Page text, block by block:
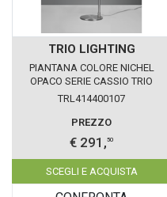
TRIO LIGHTING
PIANTANA COLORE NICHEL
OPACO SERIE CASSIO TRIO
LIGHTING 414400107
TRL414400107
PREZZO
€ 291,50
SCEGLI E ACQUISTA